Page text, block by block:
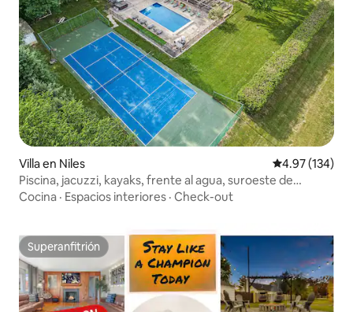
Villa en Niles Calificación
4.97 (134)
Piscina, jacuzzi, kayaks, frente al agua, suroeste de
Míchigan
Cocina · Espacios interiores · Check-out
Superanfitrión
Superanfitrión